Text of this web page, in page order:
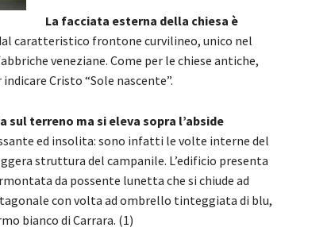
La facciata esterna della chiesa è
caratteristico frontone curvilineo, unico nel
veneziane. Come per le chiese antiche,
Cristo “Sole nascente”.
terreno ma si eleva sopra l’abside
ed insolita: sono infatti le volte interne del
struttura del campanile. L’edificio presenta
da possente lunetta che si chiude ad
con volta ad ombrello tinteggiata di blu,
bianco di Carrara. (1)